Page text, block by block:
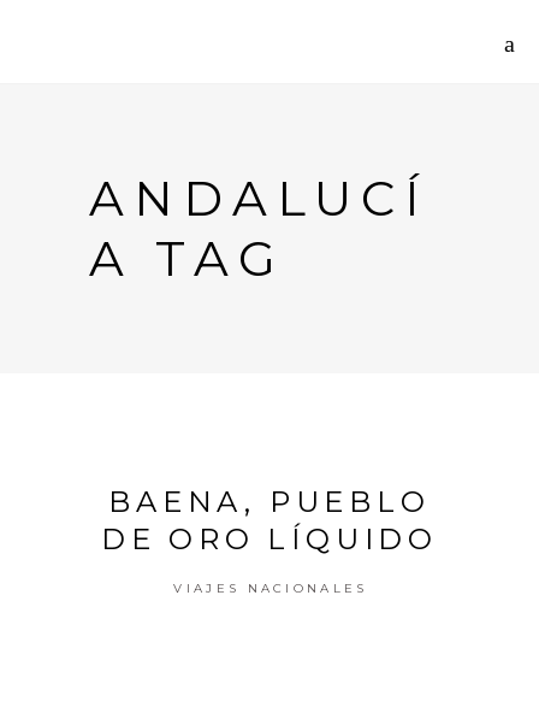
ANDALUCÍ
A TAG
BAENA, PUEBLO
DE ORO LÍQUIDO
VIAJES NACIONALES